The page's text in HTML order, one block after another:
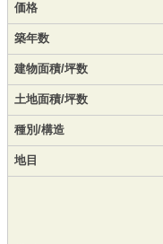
価格
築年数
建物面積/坪数
土地面積/坪数
種別/構造
地目